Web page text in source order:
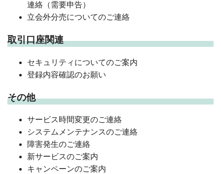
連絡（需要申告）
立会外分売についてのご連絡
取引口座関連
セキュリティについてのご案内
登録内容確認のお願い
その他
サービス時間変更のご連絡
システムメンテナンスのご連絡
障害発生のご連絡
新サービスのご案内
キャンペーンのご案内